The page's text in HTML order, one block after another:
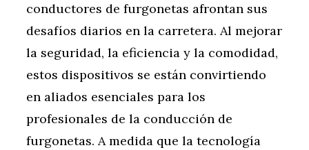
conductores de furgonetas afrontan sus
desafíos diarios en la carretera. Al mejorar
la seguridad, la eficiencia y la comodidad,
estos dispositivos se están convirtiendo
en aliados esenciales para los
profesionales de la conducción de
furgonetas. A medida que la tecnología